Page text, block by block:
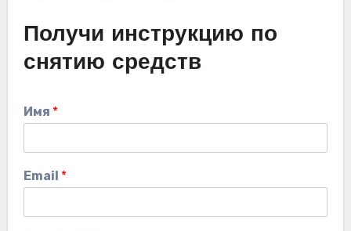
Получи инструкцию по
снятию средств
Имя *
Email *